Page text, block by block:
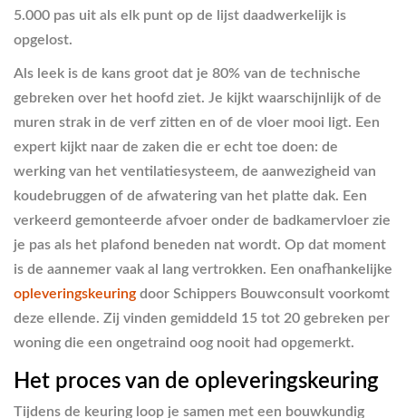
5.000 pas uit als elk punt op de lijst daadwerkelijk is
opgelost.
Als leek is de kans groot dat je 80% van de technische
gebreken over het hoofd ziet. Je kijkt waarschijnlijk of de
muren strak in de verf zitten en of de vloer mooi ligt. Een
expert kijkt naar de zaken die er echt toe doen: de
werking van het ventilatiesysteem, de aanwezigheid van
koudebruggen of de afwatering van het platte dak. Een
verkeerd gemonteerde afvoer onder de badkamervloer zie
je pas als het plafond beneden nat wordt. Op dat moment
is de aannemer vaak al lang vertrokken. Een onafhankelijke
opleveringskeuring door Schippers Bouwconsult voorkomt
deze ellende. Zij vinden gemiddeld 15 tot 20 gebreken per
woning die een ongetraind oog nooit had opgemerkt.
Het proces van de opleveringskeuring
Tijdens de keuring loop je samen met een bouwkundig